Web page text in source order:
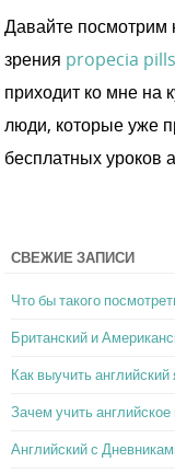
Давайте посмотрим
зрения propecia
приходит ко мне на
люди, которые уже
бесплатных уроков
СВЕЖИЕ ЗАПИСИ
Что бы такого
Британский и
Как выучить
Зачем учить
Английский с